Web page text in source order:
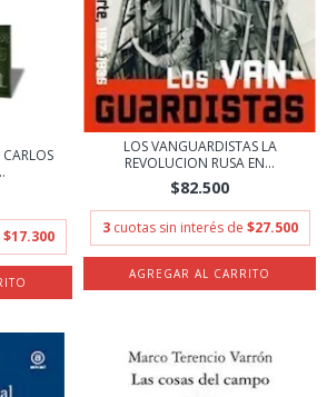
$17.300
LOS VANGUARDISTAS LA
REVOLUCION RUSA EN...
$82.500
3 cuotas sin interés de $27.500